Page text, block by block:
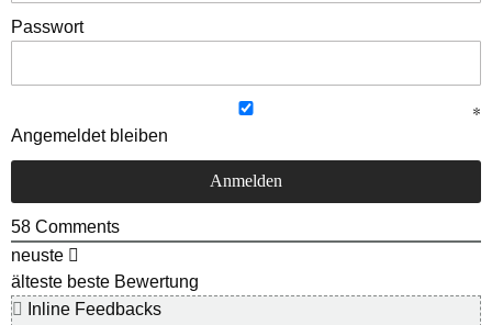
Passwort
Angemeldet bleiben
58 Comments
neuste
älteste beste Bewertung
Inline Feedbacks